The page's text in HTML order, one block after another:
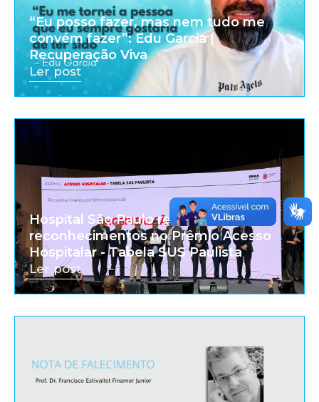
“Eu posso fazer, mas nem tudo me
convém fazer”: Edu Garcia |
Recuperação Viva
Ler post
Hospital São Paulo recebe dois
reconhecimentos no Prêmio Acesso
Hospitalar - Tabela SUS Paulista
Ler post